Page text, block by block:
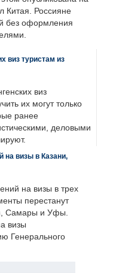
Китая. Россияне
без оформления
виз туристам из
виз
их могут только
ранее
деловыми
на визы в Казани,
на визы в трех
перестанут
Самары и Уфы.
визы
Генерального